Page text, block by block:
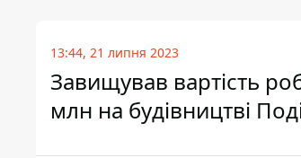
13:44, 21 липня 2023
Завищував вартість
млн на будівництві